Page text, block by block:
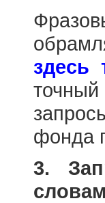
здесь
фонда
3.